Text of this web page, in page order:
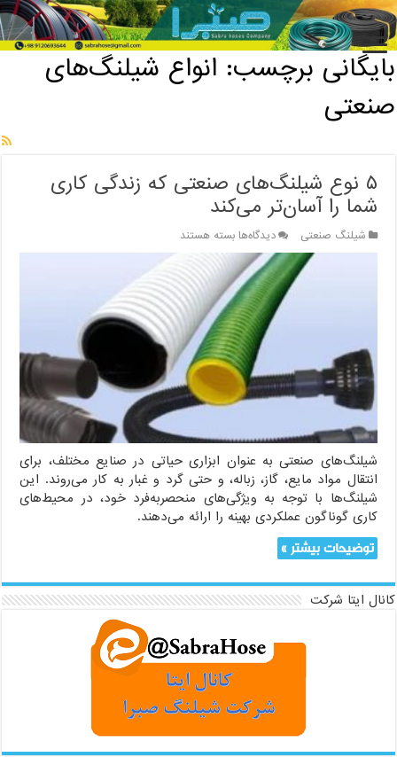
خانه / بایگانی برچسب: انواع شیلنگ‌های صنعتی
بایگانی برچسب: انواع شیلنگ‌های
صنعتی
۵ نوع شیلنگ‌های صنعتی که زندگی کاری
شما را آسان‌تر می‌کند
شیلنگ صنعتی دیدگاه‌هابرای
۵
نوع
شیلنگ‌های
صنعتی
که
زندگی
کاری
شما
را
آسان‌تر
می‌کند
بسته هستند
شیلنگ‌های صنعتی به عنوان ابزاری حیاتی در صنایع مختلف، برای
انتقال مواد مایع، گاز، زباله، و حتی گرد و غبار به کار می‌روند. این
شیلنگ‌ها با توجه به ویژگی‌های منحصربه‌فرد خود، در محیط‌های
کاری گوناگون عملکردی بهینه را ارائه می‌دهند.
توضیحات بیشتر »
کانال ایتا شرکت